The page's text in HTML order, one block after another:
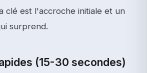
clé est l'accroche initiale et un
surprend.
(15-30 secondes)